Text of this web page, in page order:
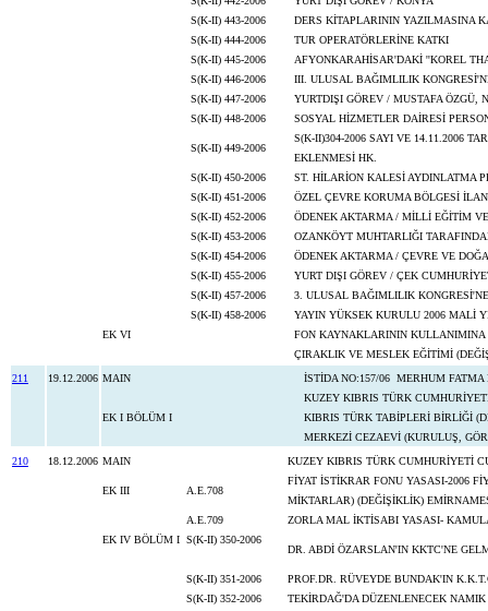
S(K-II) 443-2006
DERS KİTAPLARININ YAZILMASINA
S(K-II) 444-2006
TUR OPERATÖRLERİNE KATKI
S(K-II) 445-2006
AFYONKARAHİSAR'DAKİ ''KOREL
S(K-II) 446-2006
III. ULUSAL BAĞIMLILIK
S(K-II) 447-2006
YURTDIŞI GÖREV / MUSTAFA
S(K-II) 448-2006
SOSYAL HİZMETLER DAİRESİ
S(K-II) 449-2006
S(K-II)304-2006 SAYI VE 14.11.2006
EKLENMESİ HK.
S(K-II) 450-2006
ST. HİLARİON KALESİ AYDINLATMA
S(K-II) 451-2006
ÖZEL ÇEVRE KORUMA BÖLGESİ
S(K-II) 452-2006
ÖDENEK AKTARMA / MİLLİ EĞİTİM
S(K-II) 453-2006
OZANKÖYT MUHTARLIĞI
S(K-II) 454-2006
ÖDENEK AKTARMA / ÇEVRE VE
S(K-II) 455-2006
YURT DIŞI GÖREV / ÇEK
S(K-II) 457-2006
3. ULUSAL BAĞIMLILIK
S(K-II) 458-2006
YAYIN YÜKSEK KURULU 2006 MALİ
EK VI
FON KAYNAKLARININ KULLANIMINA
ÇIRAKLIK VE MESLEK EĞİTİMİ
211
19.12.2006 MAIN
İSTİDA NO:157/06 MERHUM
KUZEY KIBRIS TÜRK
EK I BÖLÜM I
KIBRIS TÜRK TABİPLERİ BİRLİĞİ
MERKEZİ CEZAEVİ (KURULUŞ,
210
18.12.2006 MAIN KUZEY KIBRIS TÜRK CUMHURİYETİ
EK III A.E.708
FİYAT İSTİKRAR FONU YASASI-2006
MİKTARLAR) (DEĞİŞİKLİK)
A.E.709
ZORLA MAL İKTİSABI YASASI-
EK IV BÖLÜM I S(K-II) 350-2006
DR. ABDİ ÖZARSLAN'IN KKTC'NE
S(K-II) 351-2006
PROF.DR. RÜVEYDE BUNDAK'IN
S(K-II) 352-2006
TEKİRDAĞ'DA DÜZENLENECEK